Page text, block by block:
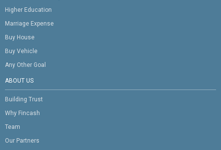
Higher Education
Marriage Expense
Buy House
Buy Vehicle
Any Other Goal
ABOUT US
Building Trust
Why Fincash
Team
Our Partners